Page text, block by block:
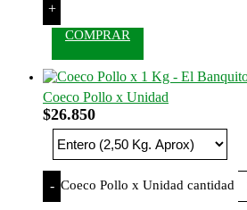
+
COMPRAR
Coeco Pollo x Unidad
$26.850
- Coeco Pollo x Unidad cantidad